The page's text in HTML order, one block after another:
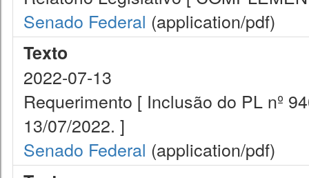
Senado Federal (application/pdf)
Texto
2022-07-13
Requerimento [ Inclusão do PL nº
13/07/2022. ]
Senado Federal (application/pdf)